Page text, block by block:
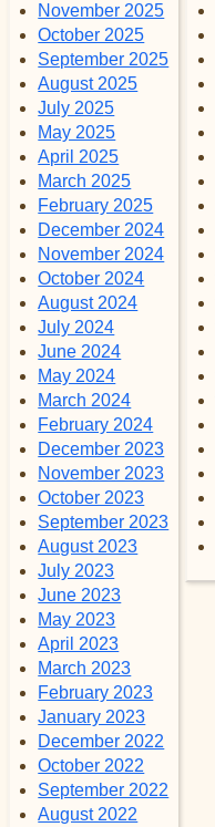
November 2025
October 2025
September 2025
August 2025
July 2025
May 2025
April 2025
March 2025
February 2025
December 2024
November 2024
October 2024
August 2024
July 2024
June 2024
May 2024
March 2024
February 2024
December 2023
November 2023
October 2023
September 2023
August 2023
July 2023
June 2023
May 2023
April 2023
March 2023
February 2023
January 2023
December 2022
October 2022
September 2022
August 2022